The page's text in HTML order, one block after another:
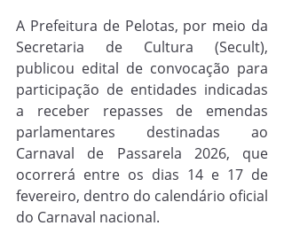
A Prefeitura de Pelotas, por meio da
Secretaria de Cultura (Secult),
publicou edital de convocação para
participação de entidades indicadas
a receber repasses de emendas
parlamentares destinadas ao
Carnaval de Passarela 2026, que
ocorrerá entre os dias 14 e 17 de
fevereiro, dentro do calendário oficial
do Carnaval nacional.